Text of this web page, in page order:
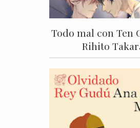
Todo mal con Ten
Rihito